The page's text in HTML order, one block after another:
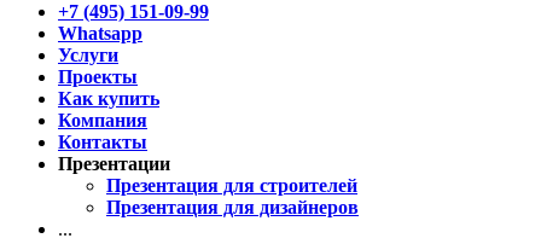
+7 (495) 151-09-99
Whatsapp
Услуги
Проекты
Как купить
Компания
Контакты
Презентации
Презентация для строителей
Презентация для дизайнеров
...